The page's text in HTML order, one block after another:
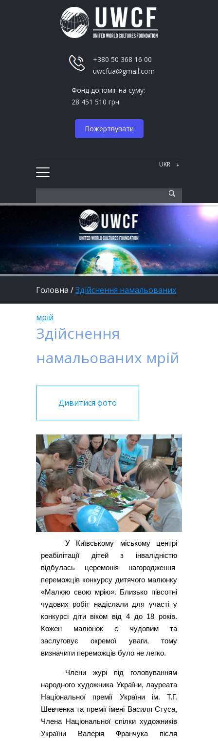
+380 50 368 16 00
uwcfua@gmail.com
Фонд допоміг на суму:
28 451 510 грн.
Пожертвувати
Головна /Здійснення намальованих
мрій
Здійснення
намальованих мрій
Дивитися фото
У Київському міському центрі
реабілітації дітей з інвалідністю
відбулась церемонія нагородження
переможців конкурсу дитячого малюнку
«Малюю свою мрію». Близько півсотні
чудових робіт надіслали для участі у
конкурсі діти віком від 4 до 18 років.
Кожен малюнок є чудовим та
заслуговує окремої уваги, тому
визначити переможців було не легко.
Члени журі під головуванням
народного художника України, лауреата
Національної премії України ім. Т.Г.
Шевченка та премії імені Василя Стуса,
Члена Національної спілки художників
України Валерія Франчука після